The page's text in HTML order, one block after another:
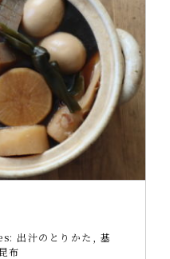
出汁のとりかた
基
昆布